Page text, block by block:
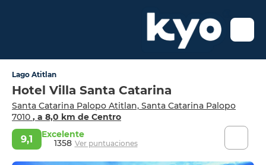
Lago Atitlan
Hotel Villa Santa Catarina
Santa Catarina Palopo Atitlan, Santa Catarina Palopo
7010 , a 8,0 km de Centro
9,1
Excelente
1358 Ver puntuaciones